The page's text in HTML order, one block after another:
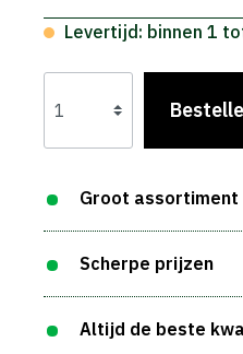
Levertijd: binnen 1
Groot assortiment
Scherpe prijzen
Altijd de beste